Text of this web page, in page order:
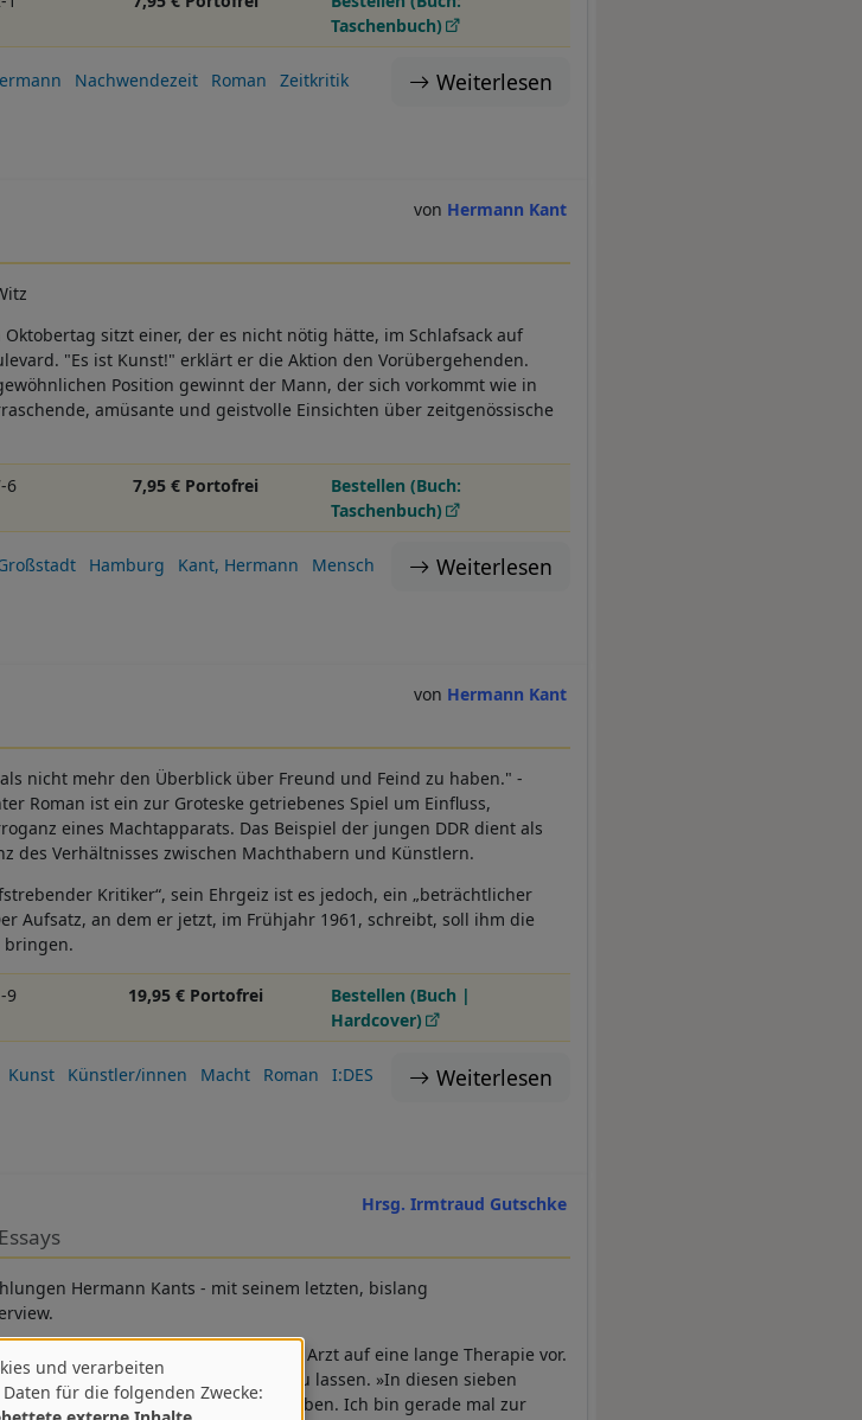
Taschenbuch)
Weiterlesen
Nachwendezeit Roman
Zeitkritik
Hermann Kant
sitzt einer, der es nicht nötig hätte, im Schlafsack auf
"Es ist Kunst!" erklärt er die Aktion den Vorübergehenden.
Position gewinnt der Mann, der sich vorkommt wie in
amüsante und geistvolle Einsichten über zeitgenössische
6 7,95 € Portofrei
Bestellen (Buch:
Taschenbuch)
Weiterlesen
Hamburg Kant, Hermann
Mensch
Hermann Kant
nicht mehr den Überblick über Freund und Feind zu haben." -
Roman ist ein zur Groteske getriebenes Spiel um Einfluss,
eines Machtapparats. Das Beispiel der jungen DDR dient als
des Verhältnisses zwischen Machthabern und Künstlern.
Kritiker“, sein Ehrgeiz ist es jedoch, ein „beträchtlicher
Aufsatz, an dem er jetzt, im Frühjahr 1961, schreibt, soll ihm die
bringen.
9 19,95 € Portofrei
Bestellen (Buch |
Hardcover)
Weiterlesen
Kunst Künstler/innen Macht Roman
I:DES
Hrsg. Irmtraud Gutschke
Hermann Kants - mit seinem letzten, bislang
schwer erkrankte, bereitete ihn sein Arzt auf eine lange Therapie vor.
ins Krankenhaus bringen zu lassen. »In diesen sieben
jeden Tag ein bisschen zu schreiben. Ich bin gerade mal zur
und verarbeiten
für die folgenden Zwecke: